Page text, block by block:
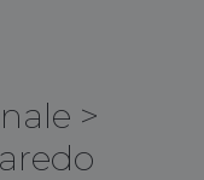
>